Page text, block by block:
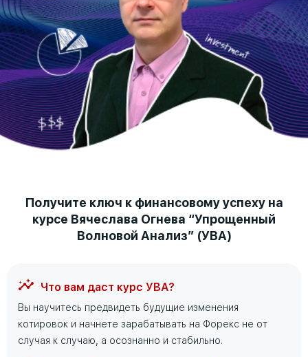
Получите ключ к финансовому успеху на
курсе Вячеслава Огнева “Упрощенный
Волновой Анализ” (УВА)
Что вам даст курс УВА?
Вы научитесь предвидеть будущие изменения
котировок и начнете зарабатывать на Форекс не от
случая к случаю, а осознанно и стабильно.